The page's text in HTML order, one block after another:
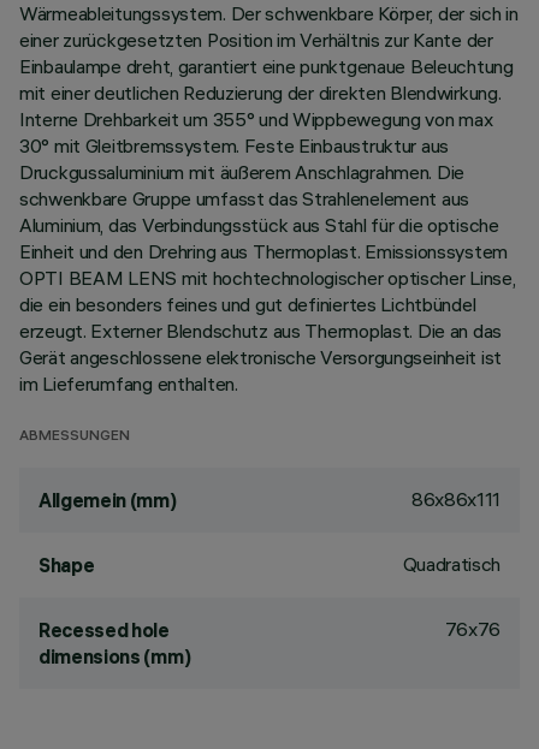
Wärmeableitungssystem. Der schwenkbare Körper, der sich in
einer zurückgesetzten Position im Verhältnis zur Kante der
Einbaulampe dreht, garantiert eine punktgenaue Beleuchtung
mit einer deutlichen Reduzierung der direkten Blendwirkung.
Interne Drehbarkeit um 355° und Wippbewegung von max
30° mit Gleitbremssystem. Feste Einbaustruktur aus
Druckgussaluminium mit äußerem Anschlagrahmen. Die
schwenkbare Gruppe umfasst das Strahlenelement aus
Aluminium, das Verbindungsstück aus Stahl für die optische
Einheit und den Drehring aus Thermoplast. Emissionssystem
OPTI BEAM LENS mit hochtechnologischer optischer Linse,
die ein besonders feines und gut definiertes Lichtbündel
erzeugt. Externer Blendschutz aus Thermoplast. Die an das
Gerät angeschlossene elektronische Versorgungseinheit ist
im Lieferumfang enthalten.
ABMESSUNGEN
Allgemein (mm) 86x86x111
Shape Quadratisch
Recessed hole
dimensions (mm)
76x76